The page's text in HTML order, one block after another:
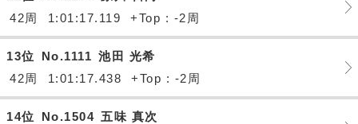
42周
1:01:17.119 +Top : -2周
13位 No.1111 池田 光希
42周
1:01:17.438 +Top : -2周
14位 No.1504 五味 真次